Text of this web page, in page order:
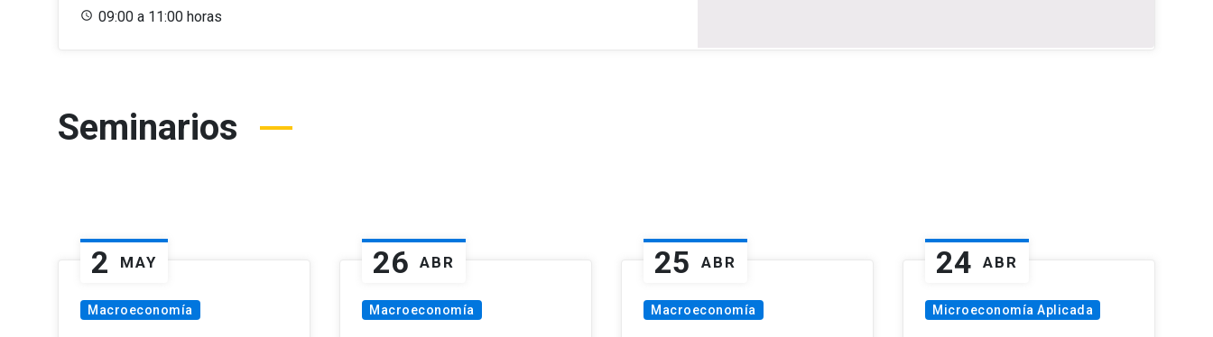
09:00 a 11:00 horas
Seminarios
2 MAY
Macroeconomía
26 ABR
Macroeconomía
25 ABR
Macroeconomía
24 ABR
Microeconomía Aplicada